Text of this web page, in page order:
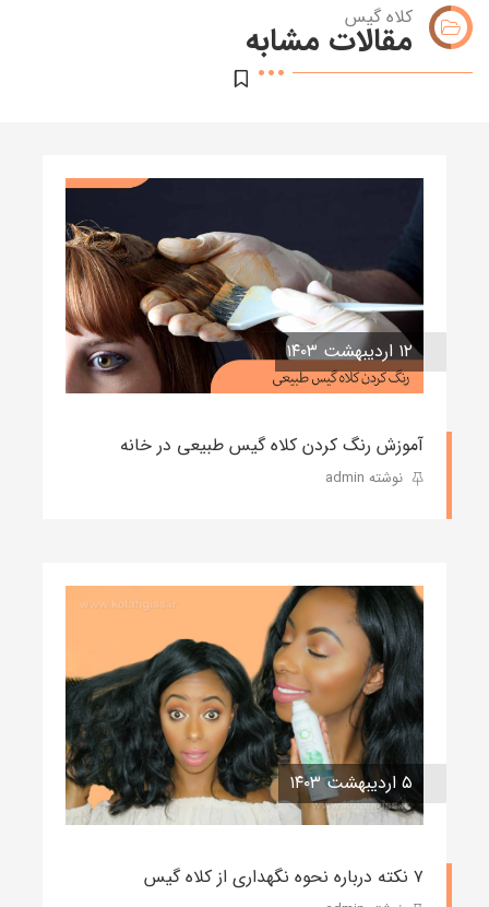
کلاه گیس
مقالات مشابه
۱۲ اردیبهشت ۱۴۰۳
آموزش رنگ کردن کلاه گیس طبیعی در خانه
نوشته admin
۵ اردیبهشت ۱۴۰۳
۷ نکته درباره نحوه نگهداری از کلاه گیس